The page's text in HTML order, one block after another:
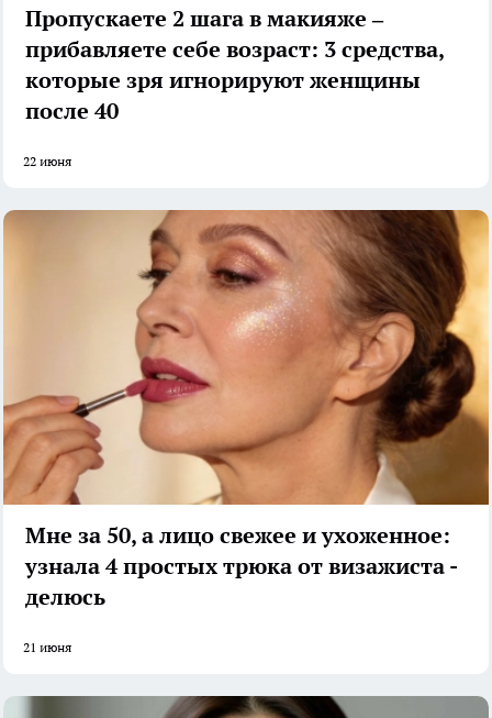
Пропускаете 2 шага в макияже –
прибавляете себе возраст: 3 средства,
которые зря игнорируют женщины
после 40
22 июня
Мне за 50, а лицо свежее и ухоженное:
узнала 4 простых трюка от визажиста -
делюсь
21 июня